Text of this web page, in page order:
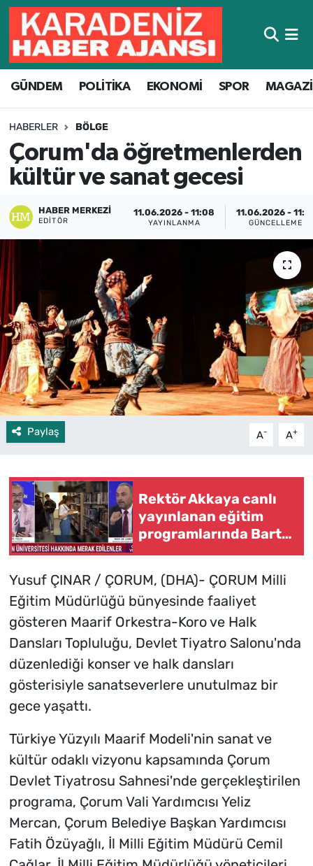
GÜNDEM POLİTİKA EKONOMİ SPOR
HABERLER BÖLGE
Çorum'da öğretmenlerden
kültür ve sanat gecesi
HABER MERKEZI
EDITÖR
11.06.2026 - 11:08
YAYINLANMA
11.06.2026 -
GÜNCELLEME
Paylaş A- A+
Rektör Akkaya canlı
yayınlanan eğitim
programlarında Bartın
Üniversitesini anlattı
Yusuf ÇINAR / ÇORUM, (DHA)- ÇORUM Milli
Eğitim Müdürlüğü bünyesinde faaliyet
gösteren Maarif Orkestra-Koro ve Halk
Dansları Topluluğu, Devlet Tiyatro Salonu'nda
düzenlediği konser ve halk dansları
gösterisiyle sanatseverlere unutulmaz bir
gece yaşattı.
Türkiye Yüzyılı Maarif Modeli'nin sanat ve
kültür odaklı vizyonu kapsamında Çorum
Devlet Tiyatrosu Sahnesi'nde gerçekleştirilen
programa, Çorum Vali Yardımcısı Yeliz
Mercan, Çorum Belediye Başkan Yardımcısı
Fatih Özüyağlı, İl Milli Eğitim Müdürü Cemil
Hava Durumu
Trafik Durumu
Süper Lig Puan Durumu ve Fikstür
Tüm Manşetler